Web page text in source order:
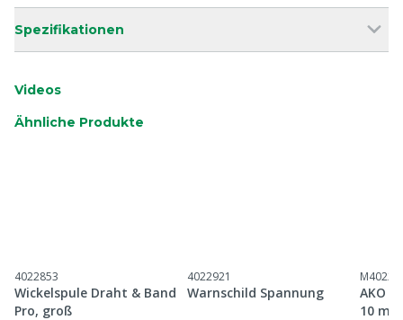
Spezifikationen
Videos
Ähnliche Produkte
4022853
Wickelspule Draht & Band
Pro, groß
4022921
Warnschild Spannung
AKO
10